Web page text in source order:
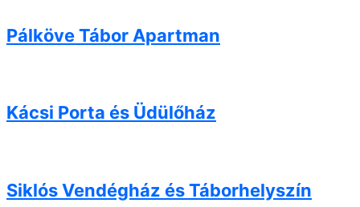
Pálköve Tábor Apartman
Kácsi Porta és Üdülőház
Siklós Vendégház és Táborhelyszín